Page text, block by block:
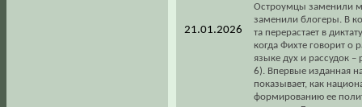
21.01.2026
Остроумцы заменили
заменили блогеры. В
та перерастает в
когда Фихте говорит о
языке дух и рассудок
6). Впервые изданная
показывает, как
формированию ее